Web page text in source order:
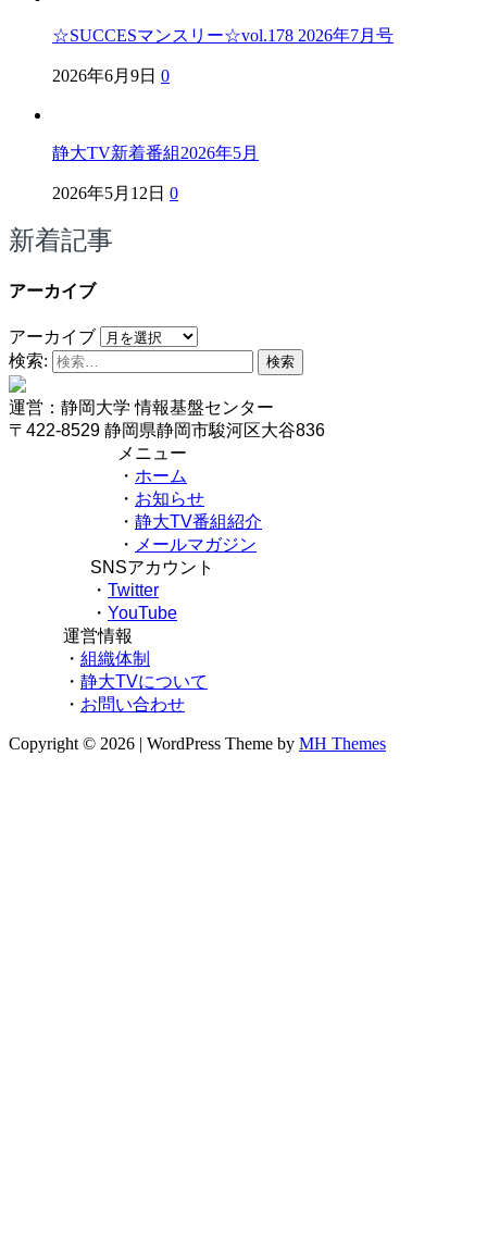
☆SUCCESマンスリー☆vol.178 2026年7月号
2026年6月9日 0
静大TV新着番組2026年5月
2026年5月12日 0
新着記事
アーカイブ
アーカイブ
検索:
運営：静岡大学 情報基盤センター
〒422-8529 静岡県静岡市駿河区大谷836
メニュー
・ ホーム
・ お知らせ
・ 静大TV番組紹介
・ メールマガジン
SNSアカウント
・ Twitter
・ YouTube
運営情報
・ 組織体制
・ 静大TVについて
・ お問い合わせ
Copyright © 2026 | WordPress Theme by MH Themes